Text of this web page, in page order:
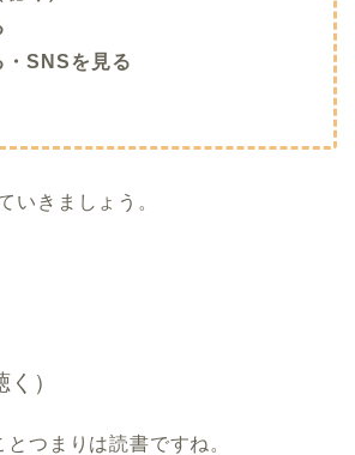
・SNSを見る
いきましょう。
）
つまりは読書ですね。